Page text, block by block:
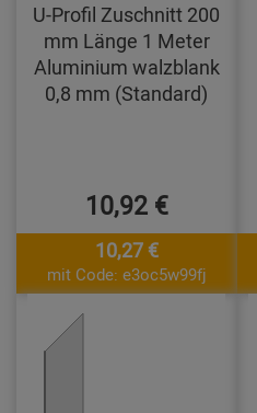
U-Profil Zuschnitt 200
mm Länge 1 Meter
Aluminium walzblank
0,8 mm (Standard)
10,92 €
10,27 €
mit Code: e3oc5w99fj